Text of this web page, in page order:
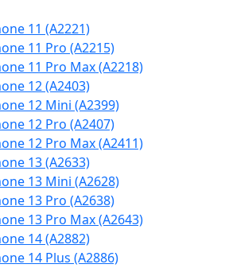
11 (A2221)
11 Pro (A2215)
11 Pro Max (A2218)
12 (A2403)
12 Mini (A2399)
12 Pro (A2407)
12 Pro Max (A2411)
13 (A2633)
13 Mini (A2628)
13 Pro (A2638)
13 Pro Max (A2643)
14 (A2882)
14 Plus (A2886)